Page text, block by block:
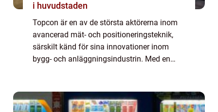
i huvudstaden
Topcon är en av de största aktörerna inom
avancerad mät- och positioneringsteknik,
särskilt känd för sina innovationer inom
bygg- och anläggningsindustrin. Med en